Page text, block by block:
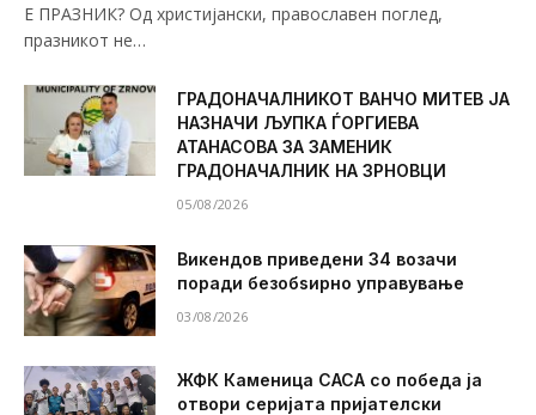
Е ПРАЗНИК? Од христијански, православен поглед,
празникот не…
ГРАДОНАЧАЛНИКОТ ВАНЧО МИТЕВ ЈА
НАЗНАЧИ ЉУПКА ЃОРГИЕВА
АТАНАСОВА ЗА ЗАМЕНИК
ГРАДОНАЧАЛНИК НА ЗРНОВЦИ
05/08/2026
Викендов приведени 34 возачи
поради безобѕирно управување
03/08/2026
ЖФК Каменица САСА со победа ја
отвори серијата пријателски